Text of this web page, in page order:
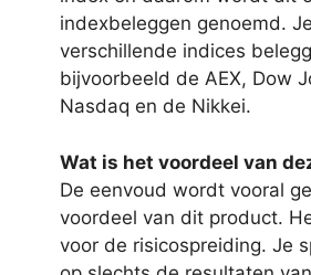
indexbeleggen genoemd.
verschillende indices
bijvoorbeeld de AEX, Dow
Nasdaq en de Nikkei.
Wat is het voordeel van
De eenvoud wordt vooral
voordeel van dit product.
voor de risicospreiding. Je